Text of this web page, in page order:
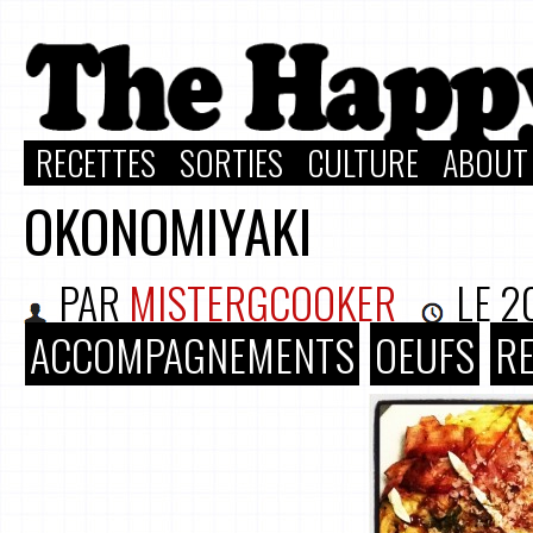
RECETTES SORTIES CULTURE
OKONOMIYAKI
PAR MISTERGCOOKER LE
ACCOMPAGNEMENTS OEUFS